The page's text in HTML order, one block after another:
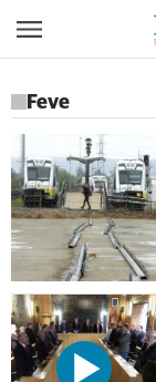
Feve